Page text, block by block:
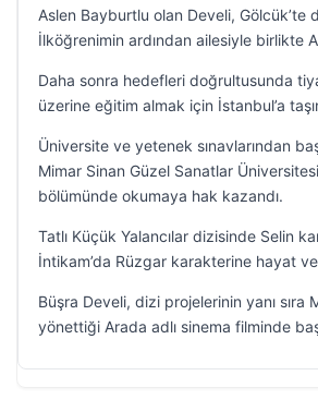
Aslen Bayburtlu olan Develi, Gölcük’te
İlköğrenimin ardından ailesiyle birlikte
Daha sonra hedefleri doğrultusunda
üzerine eğitim almak için İstanbul’a
Üniversite ve yetenek sınavlarından
Mimar Sinan Güzel Sanatlar
bölümünde okumaya hak kazandı.
Tatlı Küçük Yalancılar dizisinde Selin
İntikam’da Rüzgar karakterine hayat
Büşra Develi, dizi projelerinin yanı sıra
yönettiği Arada adlı sinema filminde